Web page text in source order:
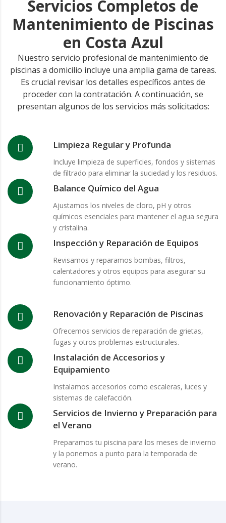
Servicios Completos de
Mantenimiento de Piscinas
en Costa Azul
Nuestro servicio profesional de mantenimiento de
piscinas a domicilio incluye una amplia gama de tareas.
Es crucial revisar los detalles específicos antes de
proceder con la contratación. A continuación, se
presentan algunos de los servicios más solicitados:
Limpieza Regular y Profunda
Incluye limpieza de superficies, fondos y sistemas
de filtrado para eliminar la suciedad y los residuos.
Balance Químico del Agua
Ajustamos los niveles de cloro, pH y otros
químicos esenciales para mantener el agua segura
y cristalina.
Inspección y Reparación de Equipos
Revisamos y reparamos bombas, filtros,
calentadores y otros equipos para asegurar su
funcionamiento óptimo.
Renovación y Reparación de Piscinas
Ofrecemos servicios de reparación de grietas,
fugas y otros problemas estructurales.
Instalación de Accesorios y
Equipamiento
Instalamos accesorios como escaleras, luces y
sistemas de calefacción.
Servicios de Invierno y Preparación para
el Verano
Preparamos tu piscina para los meses de invierno
y la ponemos a punto para la temporada de
verano.